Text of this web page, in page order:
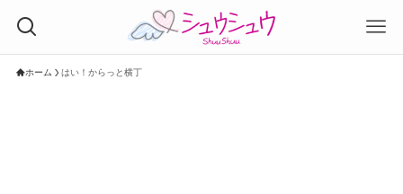
ホーム はい！からっと横丁